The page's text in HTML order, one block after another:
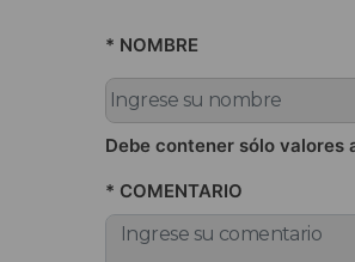
* NOMBRE
Debe contener sólo valores
* COMENTARIO